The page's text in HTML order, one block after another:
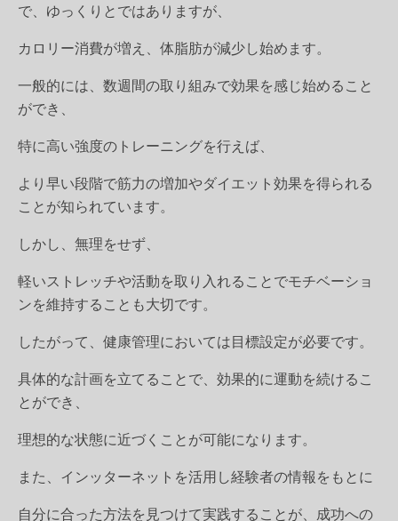
で、ゆっくりとではありますが、
カロリー消費が増え、体脂肪が減少し始めます。
一般的には、数週間の取り組みで効果を感じ始めること
ができ、
特に高い強度のトレーニングを行えば、
より早い段階で筋力の増加やダイエット効果を得られる
ことが知られています。
しかし、無理をせず、
軽いストレッチや活動を取り入れることでモチベーショ
ンを維持することも大切です。
したがって、健康管理においては目標設定が必要です。
具体的な計画を立てることで、効果的に運動を続けるこ
とができ、
理想的な状態に近づくことが可能になります。
また、インッターネットを活用し経験者の情報をもとに
自分に合った方法を見つけて実践することが、成功への